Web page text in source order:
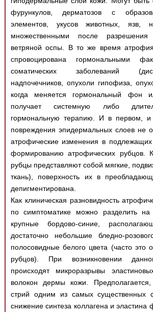
фурункулов, дерматозов с
элементов, укусов животных, язв,
множественными после разрешения
ветряной оспы. В то же время
спровоцирована гормональными
соматических заболеваний
надпочечников, опухоли гипофиза,
когда меняется гормональный фон
получает системную либо
гормональную терапию. И в первом, и
повреждения эпидермальных слоев не
атрофические изменения в подлежащих
формированию атрофических рубцов.
рубцы представляют собой мягкие,
ткань), поверхность их в
депигментирована.
Как клиническая разновидность
по симптоматике можно разделить
крупные бордово-синие,
достаточно небольшие бледно-
полосовидные белого цвета (часто это
рубцов). При возникновении
происходят микроразрывы
волокон дермы кожи.
стрий одним из самых существенных
снижение синтеза коллагена и эластина